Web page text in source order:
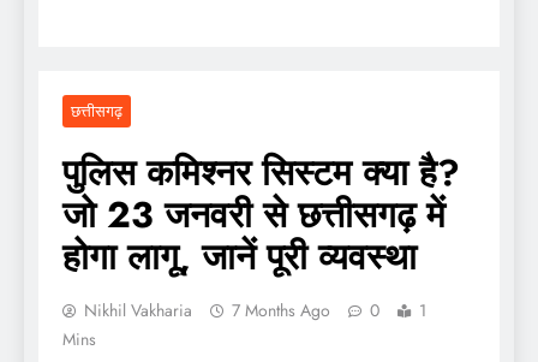
छत्तीसगढ़
पुलिस कमिश्नर सिस्टम क्या है?
जो 23 जनवरी से छत्तीसगढ़ में
होगा लागू, जानें पूरी व्यवस्था
Nikhil Vakharia 7 Months Ago 0
1
Mins